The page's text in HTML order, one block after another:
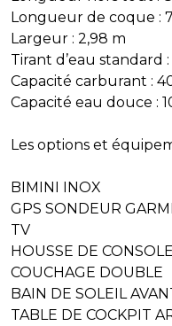
Longueur de coque :
Largeur : 2,98 m
Tirant d’eau standard
Capacité carburant :
Capacité eau douce :
Les options et
BIMINI INOX
GPS SONDEUR
TV
HOUSSE DE CONSOLE
COUCHAGE DOUBLE
BAIN DE SOLEIL
TABLE DE COCKPIT